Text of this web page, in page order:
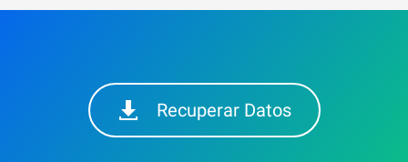
Recuperar Datos